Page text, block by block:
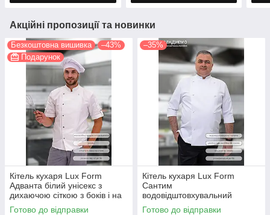
Акційні пропозиції та новинки
Безкоштовна вишивка
–43%
Подарунок
Кітель кухаря Lux Form
Адванта білий унісекс з
дихаючою сіткою з боків і на
спині
Готово до відправки
–35%
Кітель кухаря Lux Form
Сантим
водовідштовхувальний
чоловічий рукав 3/4 білий
Готово до відправки